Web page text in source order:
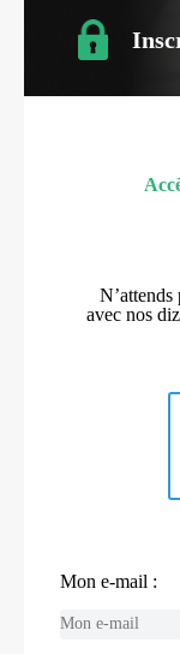
avec nos
Mon e-mail :